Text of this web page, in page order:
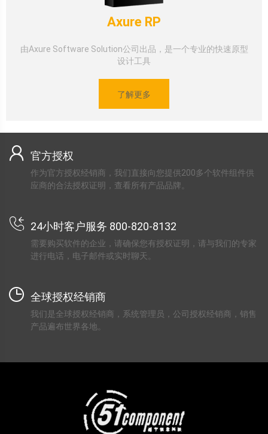
Axure RP
由Axure Software Solution公司出品，是一个专业的快速原型
设计工具
了解更多
官方授权
作为官方授权经销商，我们直接向您提供200多个软件组件供
应商的合法授权证明，查看所有产品品牌。
24小时客户服务 800-820-8132
需要购买软件的企业，请确保您有授权证明，请与我们的专家
进行电话，电子邮件或实时聊天。
全球授权经销商
我们是全球授权经销商，系统管理员，公司授权经销商，销售
产品遍布世界各地。